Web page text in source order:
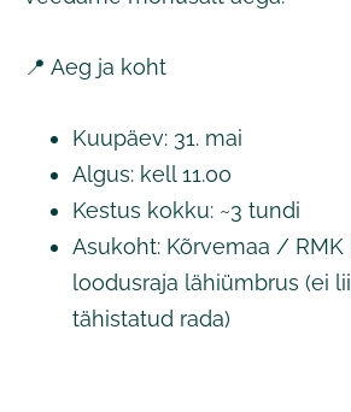
📍 Aeg ja koht
Kuupäev: 31. mai
Algus: kell 11.00
Kestus kokku: ~3 tundi
Asukoht: Kõrvemaa / RMK
loodusraja lähiümbrus (ei
tähistatud rada)